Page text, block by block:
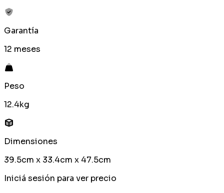
Garantía
12 meses
Peso
12.4kg
Dimensiones
39.5cm x 33.4cm x 47.5cm
Iniciá sesión para ver precio